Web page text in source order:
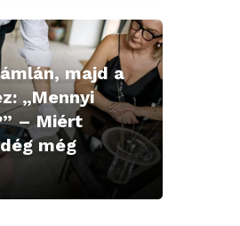
majd a
„Mennyi
– Miért
még